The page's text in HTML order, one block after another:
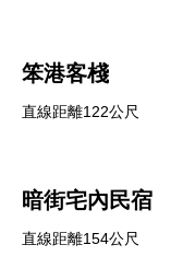
笨港客棧
直線距離122公尺
暗街宅內民宿
直線距離154公尺